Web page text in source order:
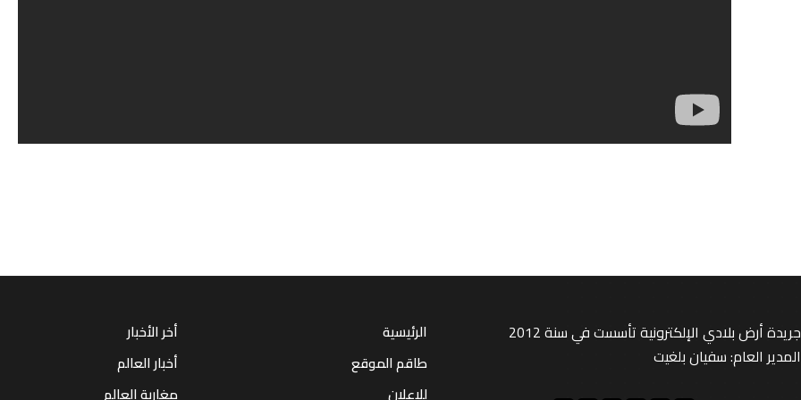
جريدة أرض بلادي الإلكترونية تأسست في سنة 2012
المدير العام: سفيان بلغيت
الرئيسية
طاقم الموقع
للإعلان
أخر الأخبار
أخبار العالم
مغاربة العالم